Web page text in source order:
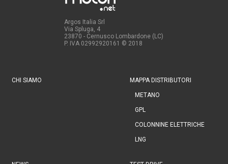
Argos Italia Srl
Via Spluga, 4
23870 - Cernusco Lombardone (LC)
P. IVA 02992920161 © 2018
CHI SIAMO MAPPA DISTRIBUTORI
METANO
GPL
COLONNINE ELETTRICHE
LNG